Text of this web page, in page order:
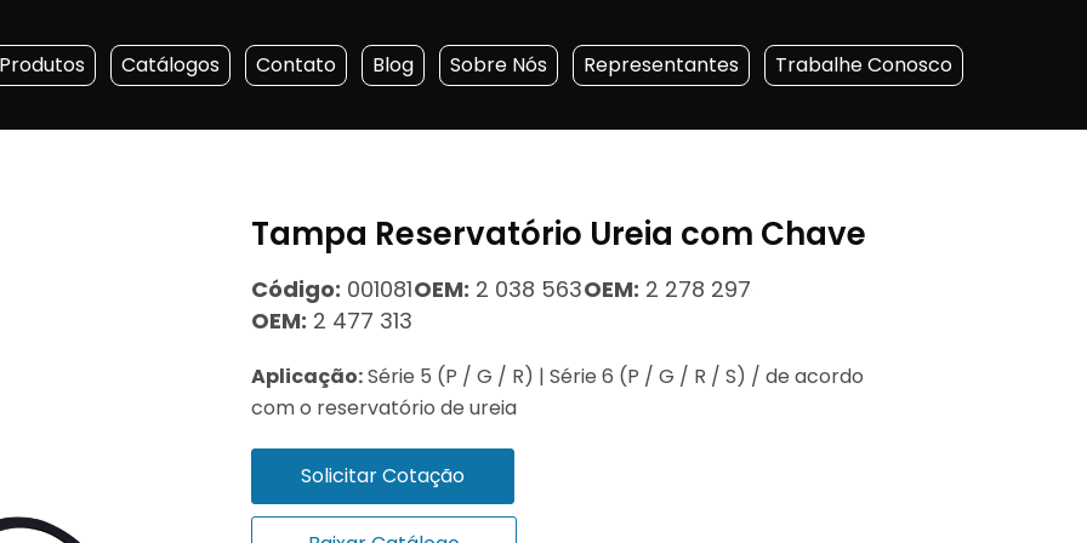
Produtos Catálogos Contato Blog Sobre Nós Representantes Trabalhe Conosco
Tampa Reservatório Ureia com Chave
Código: 001081OEM: 2 038 563OEM: 2 278 297
OEM: 2 477 313
Aplicação:Série 5 (P / G / R) | Série 6 (P / G / R / S) / de acordo
com o reservatório de ureia
Solicitar Cotação